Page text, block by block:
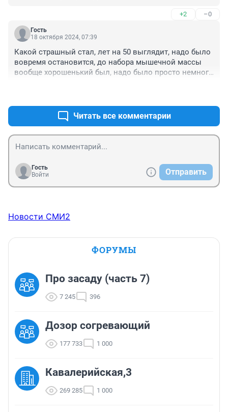
+2 –0
Гость
18 октября 2024, 07:39
Какой страшный стал, лет на 50 выглядит, надо было
вовремя остановится, до набора мышечной массы
вообще хорошенький был, надо было просто немного
Читать все комментарии
Гость
Войти
Отправить
Новости СМИ2
ФОРУМЫ
Про засаду (часть 7)
7 245 396
Дозор согревающий
177 733 1 000
Кавалерийская,3
269 285 1 000